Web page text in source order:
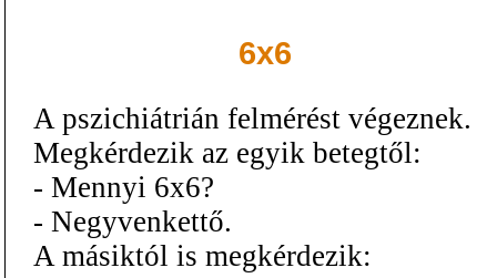
6x6
A pszichiátrián felmérést végeznek.
Megkérdezik az egyik betegtől:
- Mennyi 6x6?
- Negyvenkettő.
A másiktól is megkérdezik: